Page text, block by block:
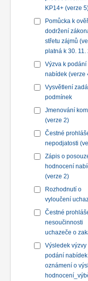
KP14+ (verze
Pomůcka k
dodržení
střetu zájmů
platná k 30. 11.
Výzva k podání
nabídek (verze
Vysvětlení
podmínek
Jmenování
(verze 2)
Čestné
nepodjatosti
Zápis o
hodnocení
(verze 2)
Rozhodnutí o
vyloučení
Čestné
nesoučinnosti
uchazeče o
Výsledek výzvy
podání
oznámení o